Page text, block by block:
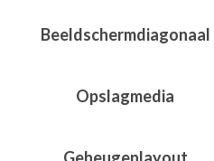
Beeldschermdiagonaal
Opslagmedia